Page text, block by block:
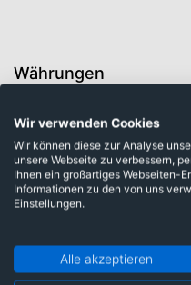
Währungen
Indische Rupie: 10,23%
US-Dollar: 7,44%
Brasilianische Real: 4,58%
Südafrikanischer Rand: 1,33%
Mexikanische Peso Nuevo: 1,22%
Wir verwenden Cookies
Wir können diese zur Analyse
unsere Webseite zu verbessern,
Ihnen ein großartiges Webseiten-
Informationen zu den von uns
Einstellungen.
Alle akzeptieren